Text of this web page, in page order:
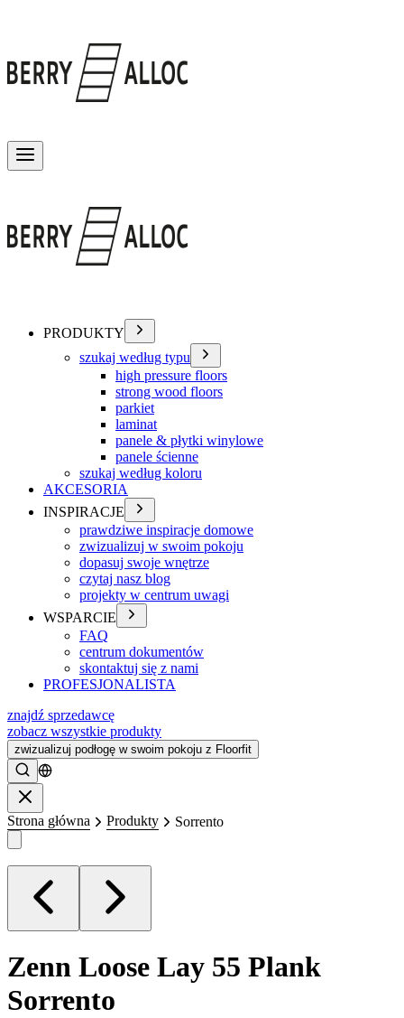
PRODUKTY
szukaj według typu
high pressure floors
strong wood floors
parkiet
laminat
panele & płytki winylowe
panele ścienne
szukaj według koloru
AKCESORIA
INSPIRACJE
prawdziwe inspiracje domowe
zwizualizuj w swoim pokoju
dopasuj swoje wnętrze
czytaj nasz blog
projekty w centrum uwagi
WSPARCIE
FAQ
centrum dokumentów
skontaktuj się z nami
PROFESJONALISTA
znajdź sprzedawcę
zobacz wszystkie produkty
zwizualizuj podłogę w swoim pokoju z Floorfit
Szukać
Strona główna Produkty Sorrento
Zenn Loose Lay 55 Plank
Sorrento